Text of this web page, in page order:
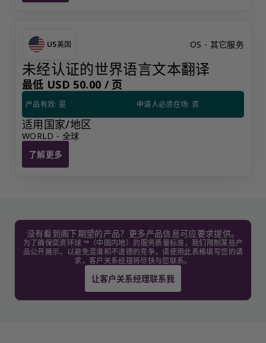
US美国 OS - 其它服务
未经认证的世界语言文本翻译
最低 USD 50.00 /页
产品有效: 是 申请人必须在场: 否
适用国家/地区
WORLD - 全球
了解更多
未经认证的世界语言文本翻译
没有看到阁下期望的产品？更多产品信息可应要求提供。
为了确保奕资环球 ™（中国内地）的服务质量标准，我们限制某些产
品公开展示，以避免混淆和不道德的竞争。请使用此表格填写您的请
求，客户关系经理将尽快与您联系。
让客户关系经理联系我